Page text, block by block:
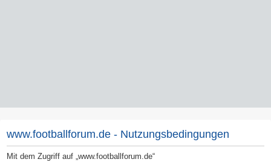
www.footballforum.de - Nutzungsbedingungen
Mit dem Zugriff auf „www.footballforum.de“